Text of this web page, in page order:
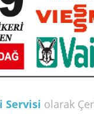
Servisi olarak